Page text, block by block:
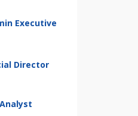
Executive
Director